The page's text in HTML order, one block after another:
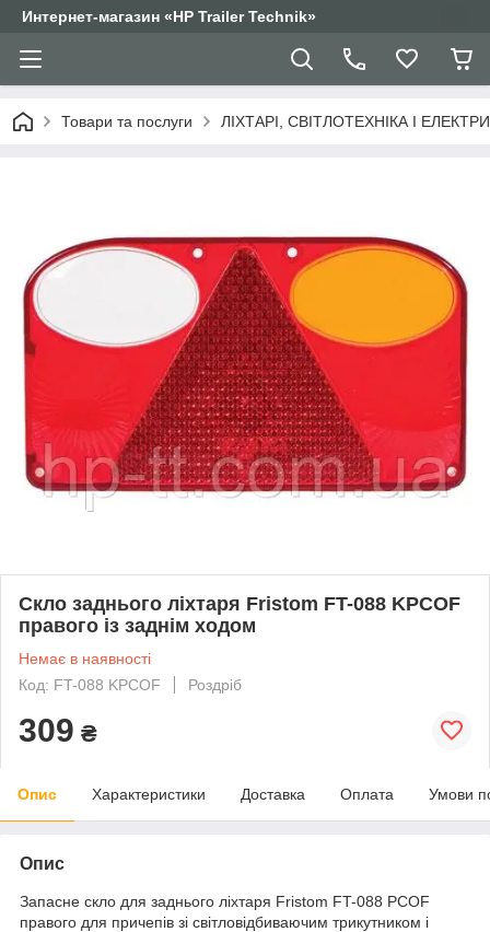
Интернет-магазин «HP Trailer Technik»
Товари та послуги ЛІХТАРІ, СВІТЛОТЕХНІКА І
Скло заднього ліхтаря Fristom FT-088 KPCOF
правого із заднім ходом
Немає в наявності
Код: FT-088 KPCOF
Роздріб
309 ₴
Опис Характеристики Доставка Оплата Умови
Опис
Запасне скло для заднього ліхтаря Fristom FT-088 PCOF
правого для причепів зі світловідбиваючим трикутником і